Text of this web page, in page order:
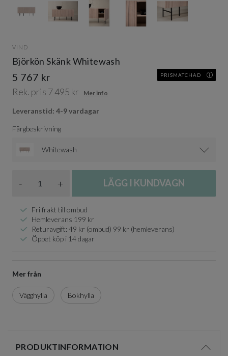
VIND
Björkön Skänk Whitewash
5 767 kr PRISMATCHAD
Rek. pris 7 495 kr Mer info
Leveranstid: 4-9 vardagar
Färgbeskrivning
Whitewash
- + LÄGG I KUNDVAGN
Fri frakt till ombud
Hemleverans 199 kr
Returavgift: 49 kr (ombud) 99 kr (hemleverans)
Öppet köp i 14 dagar
Mer från
Vägghylla Bokhylla
PRODUKTINFORMATION
Visa/